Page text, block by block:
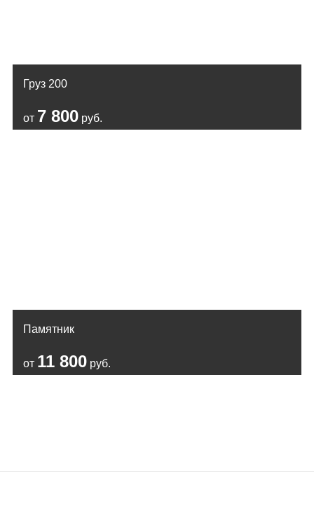
Груз 200
от 7 800 руб.
Памятник
от 11 800 руб.